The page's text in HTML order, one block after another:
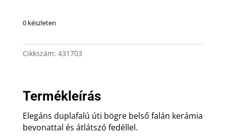
0 készleten
Cikkszám: 431703
Termékleírás
Elegáns duplafalú úti bögre belső falán kerámia
bevonattal és átlátszó fedéllel.